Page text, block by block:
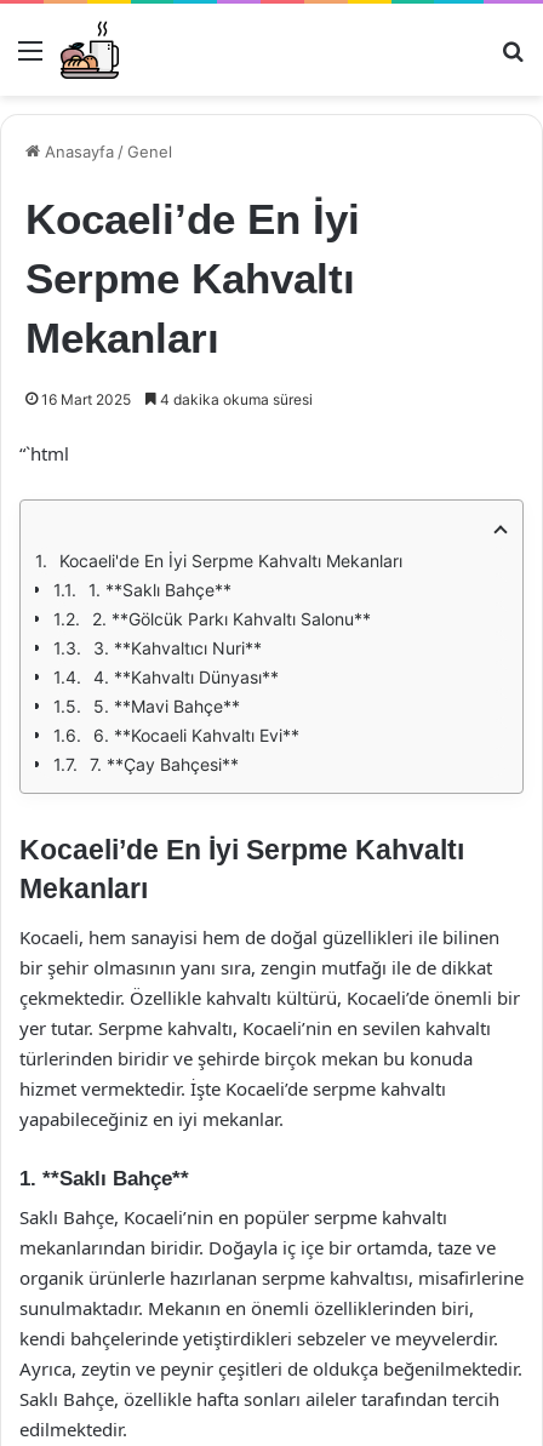
Menü
Anasayfa /Genel
Kocaeli’de En İyi
Serpme Kahvaltı
Mekanları
16 Mart 2025 4 dakika okuma süresi
“`html
Kocaeli'de En İyi Serpme Kahvaltı Mekanları
1. **Saklı Bahçe**
2. **Gölcük Parkı Kahvaltı Salonu**
3. **Kahvaltıcı Nuri**
4. **Kahvaltı Dünyası**
5. **Mavi Bahçe**
6. **Kocaeli Kahvaltı Evi**
7. **Çay Bahçesi**
Kocaeli’de En İyi Serpme Kahvaltı
Mekanları
Kocaeli, hem sanayisi hem de doğal güzellikleri ile bilinen
bir şehir olmasının yanı sıra, zengin mutfağı ile de dikkat
çekmektedir. Özellikle kahvaltı kültürü, Kocaeli’de önemli bir
yer tutar. Serpme kahvaltı, Kocaeli’nin en sevilen kahvaltı
türlerinden biridir ve şehirde birçok mekan bu konuda
hizmet vermektedir. İşte Kocaeli’de serpme kahvaltı
yapabileceğiniz en iyi mekanlar.
1. **Saklı Bahçe**
Saklı Bahçe, Kocaeli’nin en popüler serpme kahvaltı
mekanlarından biridir. Doğayla iç içe bir ortamda, taze ve
organik ürünlerle hazırlanan serpme kahvaltısı, misafirlerine
sunulmaktadır. Mekanın en önemli özelliklerinden biri,
kendi bahçelerinde yetiştirdikleri sebzeler ve meyvelerdir.
Ayrıca, zeytin ve peynir çeşitleri de oldukça beğenilmektedir.
Saklı Bahçe, özellikle hafta sonları aileler tarafından tercih
edilmektedir.